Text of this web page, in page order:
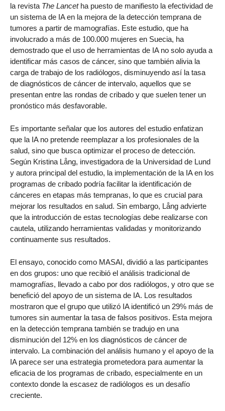
la revista The Lancetha puesto de manifiesto la efectividad de
un sistema de IA en la mejora de la detección temprana de
tumores a partir de mamografías. Este estudio, que ha
involucrado a más de 100.000 mujeres en Suecia, ha
demostrado que el uso de herramientas de IA no solo ayuda a
identificar más casos de cáncer, sino que también alivia la
carga de trabajo de los radiólogos, disminuyendo así la tasa
de diagnósticos de cáncer de intervalo, aquellos que se
presentan entre las rondas de cribado y que suelen tener un
pronóstico más desfavorable.
Es importante señalar que los autores del estudio enfatizan
que la IA no pretende reemplazar a los profesionales de la
salud, sino que busca optimizar el proceso de detección.
Según Kristina Lång, investigadora de la Universidad de Lund
y autora principal del estudio, la implementación de la IA en los
programas de cribado podría facilitar la identificación de
cánceres en etapas más tempranas, lo que es crucial para
mejorar los resultados en salud. Sin embargo, Lång advierte
que la introducción de estas tecnologías debe realizarse con
cautela, utilizando herramientas validadas y monitorizando
continuamente sus resultados.
El ensayo, conocido como MASAI, dividió a las participantes
en dos grupos: uno que recibió el análisis tradicional de
mamografías, llevado a cabo por dos radiólogos, y otro que se
benefició del apoyo de un sistema de IA. Los resultados
mostraron que el grupo que utilizó IA identificó un 29% más de
tumores sin aumentar la tasa de falsos positivos. Esta mejora
en la detección temprana también se tradujo en una
disminución del 12% en los diagnósticos de cáncer de
intervalo. La combinación del análisis humano y el apoyo de la
IA parece ser una estrategia prometedora para aumentar la
eficacia de los programas de cribado, especialmente en un
contexto donde la escasez de radiólogos es un desafío
creciente.